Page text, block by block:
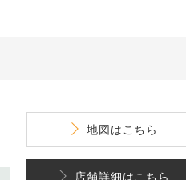
地図 はこちら
店舗詳細はこちら